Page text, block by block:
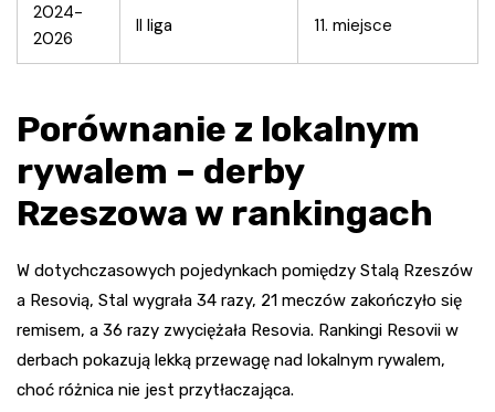
2024-
2026
II liga 11. miejsce
Porównanie z lokalnym
rywalem – derby
Rzeszowa w rankingach
W dotychczasowych pojedynkach pomiędzy Stalą Rzeszów
a Resovią, Stal wygrała 34 razy, 21 meczów zakończyło się
remisem, a 36 razy zwyciężała Resovia. Rankingi Resovii w
derbach pokazują lekką przewagę nad lokalnym rywalem,
choć różnica nie jest przytłaczająca.